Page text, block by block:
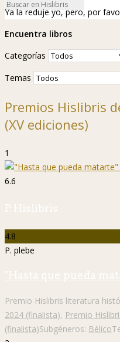
Ya la reduje yo, pero, por
Encuentra libros
Categorías
Temas
Premios Hislibris
(XV ediciones)
1
6.6
P. Hislibris
4.8
P. plebe
"Hasta que pueda
Premio Hislibris literatura
2024 (finalista), Premio
(finalista)Subgéneros: Bélico